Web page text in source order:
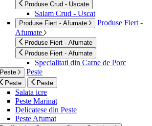
Produse Crud - Uscate
Salam Crud - Uscat
Produse Fiert - Afumate
Produse Fiert -
Afumate
Produse Fiert - Afumate
Produse Fiert - Afumate
Specialitati din Carne de Porc
Peste Peste
Peste Peste
Salata icre
Peste Marinat
Delicatese din Peste
Peste Afumat